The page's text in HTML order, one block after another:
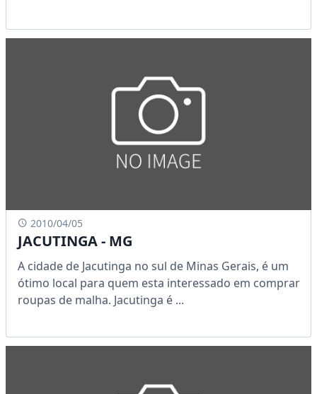
2010/04/05
JACUTINGA - MG
A cidade de Jacutinga no sul de Minas Gerais, é um
ótimo local para quem esta interessado em comprar
roupas de malha. Jacutinga é ...